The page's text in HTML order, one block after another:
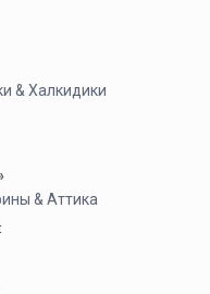
& Халкидики
& Аттика